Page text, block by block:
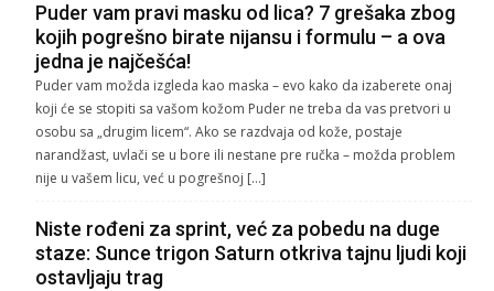
Puder vam pravi masku od lica? 7 grešaka zbog
kojih pogrešno birate nijansu i formulu – a ova
jedna je najčešća!
Puder vam možda izgleda kao maska – evo kako da izaberete onaj
koji će se stopiti sa vašom kožom Puder ne treba da vas pretvori u
osobu sa „drugim licem“. Ako se razdvaja od kože, postaje
narandžast, uvlači se u bore ili nestane pre ručka – možda problem
nije u vašem licu, već u pogrešnoj […]
Niste rođeni za sprint, već za pobedu na duge
staze: Sunce trigon Saturn otkriva tajnu ljudi koji
ostavljaju trag